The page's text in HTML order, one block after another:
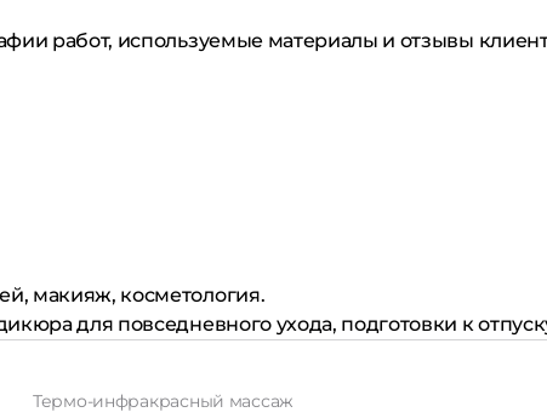
работ, используемые материалы и отзывы
макияж, косметология.
для повседневного ухода, подготовки к
Термо-инфракрасный массаж